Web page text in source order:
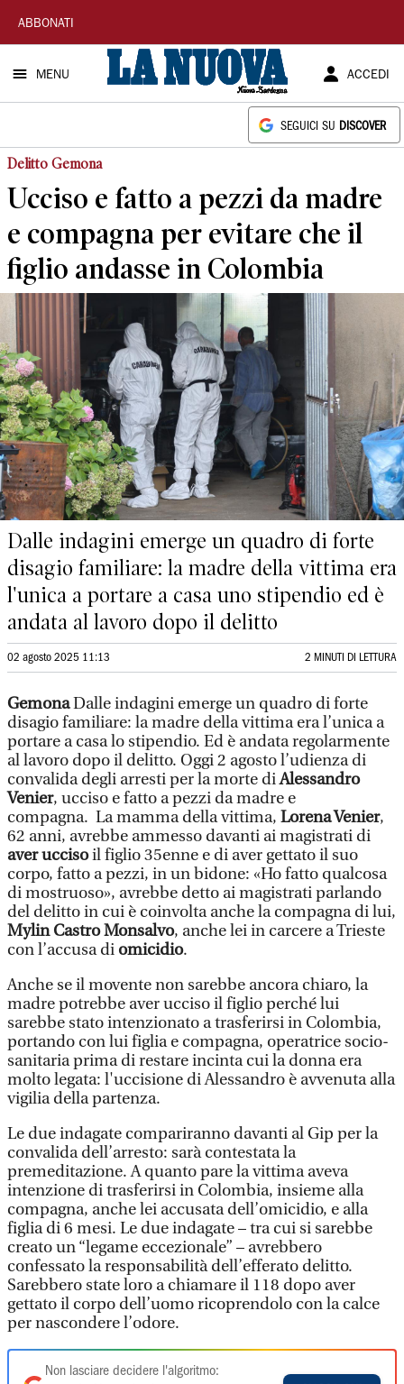
La
Nuova
Sardegna
ABBONATI
MENU ACCEDI
SEGUICI SU DISCOVER
Delitto Gemona
Ucciso e fatto a pezzi da madre
e compagna per evitare che il
figlio andasse in Colombia
Dalle indagini emerge un quadro di forte
disagio familiare: la madre della vittima era
l'unica a portare a casa uno stipendio ed è
andata al lavoro dopo il delitto
02 agosto 2025 11:13 2 MINUTI DI LETTURA
GemonaDalle indagini emerge un quadro di forte
disagio familiare: la madre della vittima era l’unica a
portare a casa lo stipendio. Ed è andata regolarmente
al lavoro dopo il delitto. Oggi 2 agosto l’udienza di
convalida degli arresti per la morte diAlessandro
Venier, ucciso e fatto a pezzi da madre e
compagna. La mamma della vittima, Lorena Venier,
62 anni, avrebbe ammesso davanti ai magistrati di
aver uccisoil figlio 35enne e di aver gettato il suo
corpo, fatto a pezzi, in un bidone: «Ho fatto qualcosa
di mostruoso», avrebbe detto ai magistrati parlando
del delitto in cui è coinvolta anche la compagna di lui,
Mylin Castro Monsalvo, anche lei in carcere a Trieste
con l’accusa di omicidio.
Anche se il movente non sarebbe ancora chiaro, la
madre potrebbe aver ucciso il figlio perché lui
sarebbe stato intenzionato a trasferirsi in Colombia,
portando con lui figlia e compagna, operatrice socio-
sanitaria prima di restare incinta cui la donna era
molto legata: l'uccisione di Alessandro è avvenuta alla
vigilia della partenza.
Le due indagate compariranno davanti al Gip per la
convalida dell’arresto: sarà contestata la
premeditazione. A quanto pare la vittima aveva
intenzione di trasferirsi in Colombia, insieme alla
compagna, anche lei accusata dell’omicidio, e alla
figlia di 6 mesi. Le due indagate – tra cui si sarebbe
creato un “legame eccezionale” – avrebbero
confessato la responsabilità dell’efferato delitto.
Sarebbero state loro a chiamare il 118 dopo aver
gettato il corpo dell’uomo ricoprendolo con la calce
per nascondere l’odore.
Non lasciare decidere l'algoritmo: